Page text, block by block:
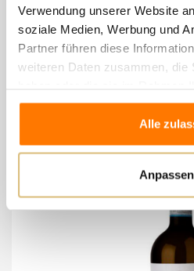
Verwendung unserer Website
soziale Medien, Werbung und
Partner führen diese
weiteren Daten zusammen, die
gesammelt haben.
Alle
Anpassen
mindestens 8 Monate in der
gleichen